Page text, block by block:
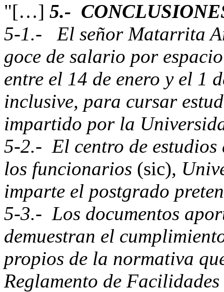
"[…] 5.-
5-1.- El señor Matarrita
goce de salario por
entre el 14 de enero y el 1
inclusive, para cursar
impartido por la
5-2.- El centro de
los funcionarios (sic),
imparte el postgrado
5-3.- Los documentos
demuestran el
propios de la normativa
Reglamento de